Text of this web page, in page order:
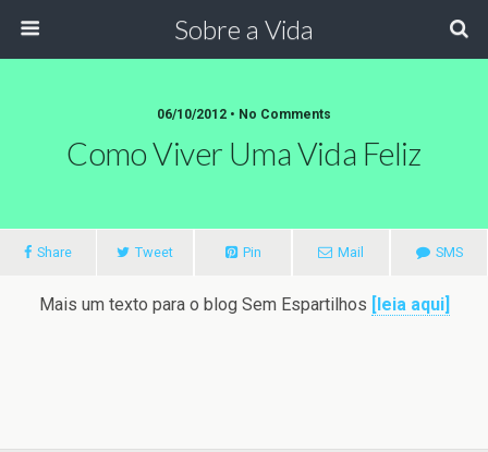
Sobre a Vida
06/10/2012 • No Comments
Como Viver Uma Vida Feliz
Share Tweet Pin Mail SMS
Mais um texto para o blog Sem Espartilhos [leia aqui]